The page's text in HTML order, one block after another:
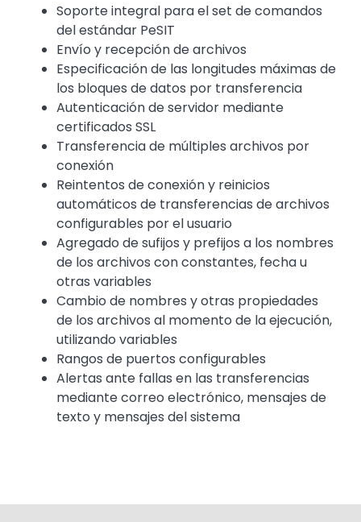
Text Soporte integral para el set de comandos
del estándar PeSIT
Envío y recepción de archivos
Especificación de las longitudes máximas de
los bloques de datos por transferencia
Autenticación de servidor mediante
certificados SSL
Transferencia de múltiples archivos por
conexión
Reintentos de conexión y reinicios
automáticos de transferencias de archivos
configurables por el usuario
Agregado de sufijos y prefijos a los nombres
de los archivos con constantes, fecha u
otras variables
Cambio de nombres y otras propiedades
de los archivos al momento de la ejecución,
utilizando variables
Rangos de puertos configurables
Alertas ante fallas en las transferencias
mediante correo electrónico, mensajes de
texto y mensajes del sistema